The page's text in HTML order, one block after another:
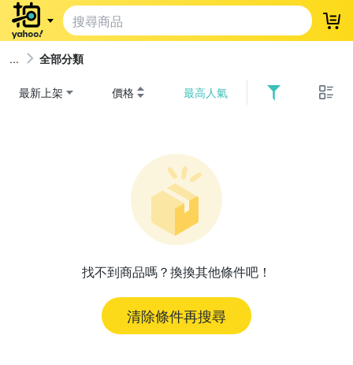
登
全部分類
最新上架 價格 最高人氣
找不到商品嗎？換換其他條件吧！
清除條件再搜尋